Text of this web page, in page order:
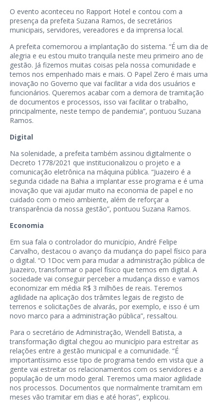
O evento aconteceu no Rapport Hotel e contou com a
presença da prefeita Suzana Ramos, de secretários
municipais, servidores, vereadores e da imprensa local.
A prefeita comemorou a implantação do sistema. “É um dia de
alegria e eu estou muito tranquila neste meu primeiro ano de
gestão. Já fizemos muitas coisas pela nossa comunidade e
temos nos empenhado mais e mais. O Papel Zero é mais uma
inovação no Governo que vai facilitar a vida dos usuários e
funcionários. Queremos acabar com a demora de tramitação
de documentos e processos, isso vai facilitar o trabalho,
principalmente, neste tempo de pandemia”, pontuou Suzana
Ramos.
Digital
Na solenidade, a prefeita também assinou digitalmente o
Decreto 1778/2021 que institucionalizou o projeto e a
comunicação eletrônica na máquina pública. “Juazeiro é a
segunda cidade na Bahia a implantar esse programa e é uma
inovação que vai ajudar muito na economia de papel e no
cuidado com o meio ambiente, além de reforçar a
transparência da nossa gestão”, pontuou Suzana Ramos.
Economia
Em sua fala o controlador do município, André Felipe
Carvalho, destacou o avanço da mudança do papel físico para
o digital. “O 1Doc vem para mudar a administração pública de
Juazeiro, transformar o papel físico que temos em digital. A
sociedade vai conseguir perceber a mudança disso e vamos
economizar em média R$ 3 milhões de reais. Teremos
agilidade na aplicação dos trâmites legais de registo de
terrenos e solicitações de alvarás, por exemplo, e isso é um
novo marco para a administração pública”, ressaltou.
Para o secretário de Administração, Wendell Batista, a
transformação digital chegou ao município para estreitar as
relações entre a gestão municipal e a comunidade. “É
importantíssimo esse tipo de programa tendo em vista que a
gente vai estreitar os relacionamentos com os servidores e a
população de um modo geral. Teremos uma maior agilidade
nos processos. Documentos que normalmente tramitam em
meses vão tramitar em dias e até horas”, explicou.